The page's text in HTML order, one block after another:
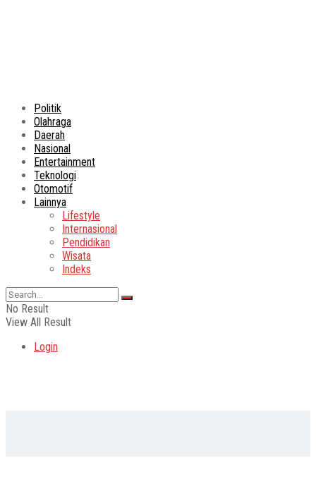
Politik
Olahraga
Daerah
Nasional
Entertainment
Teknologi
Otomotif
Lainnya
Lifestyle
Internasional
Pendidikan
Wisata
Indeks
No Result
View All Result
Login